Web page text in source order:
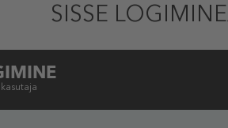
SISSE